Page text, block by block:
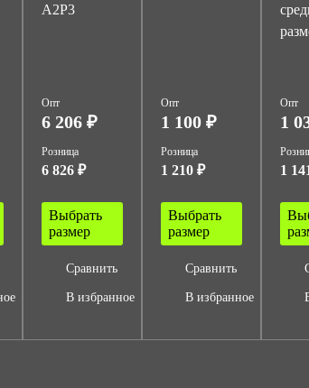
A2P3
Опт
6 206 ₽
Розница
6 826 ₽
Выбрать
размер
Сравнить
В избранное
Опт
1 100 ₽
Розница
1 210 ₽
Выбрать
размер
Сравнить
В избранное
Опт
1
1